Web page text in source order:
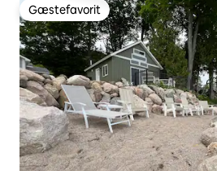
Gæstefavorit
Gæstefavorit